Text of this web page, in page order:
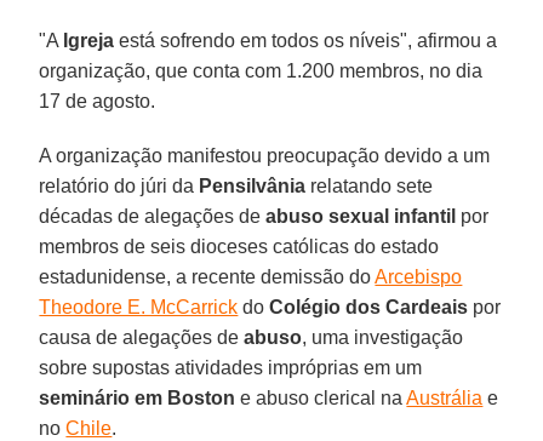
"A Igreja está sofrendo em todos os níveis", afirmou a
organização, que conta com 1.200 membros, no dia
17 de agosto.
A organização manifestou preocupação devido a um
relatório do júri da Pensilvânia relatando sete
décadas de alegações deabuso sexual infantil por
membros de seis dioceses católicas do estado
estadunidense, a recente demissão doArcebispo
Theodore E. McCarrick doColégio dos Cardeais por
causa de alegações deabuso, uma investigação
sobre supostas atividades impróprias em um
seminário em Boston e abuso clerical naAustrália e
noChile.